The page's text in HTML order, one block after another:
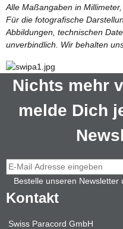
Alle Maßangaben in
Für die fotografische
Abbildungen, technischen
unverbindlich. Wir behalten
Nichts mehr
melde Dich
Bestelle unseren Newsletter
Kontakt
Swiss Paracord GmbH